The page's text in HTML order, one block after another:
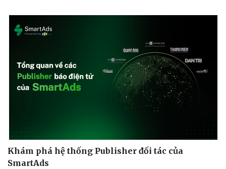
Khám phá hệ thống Publisher đối tác của
SmartAds